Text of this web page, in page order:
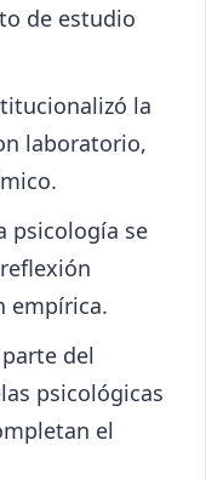
de estudio
la
laboratorio,
psicología se
empírica.
del
psicológicas
el